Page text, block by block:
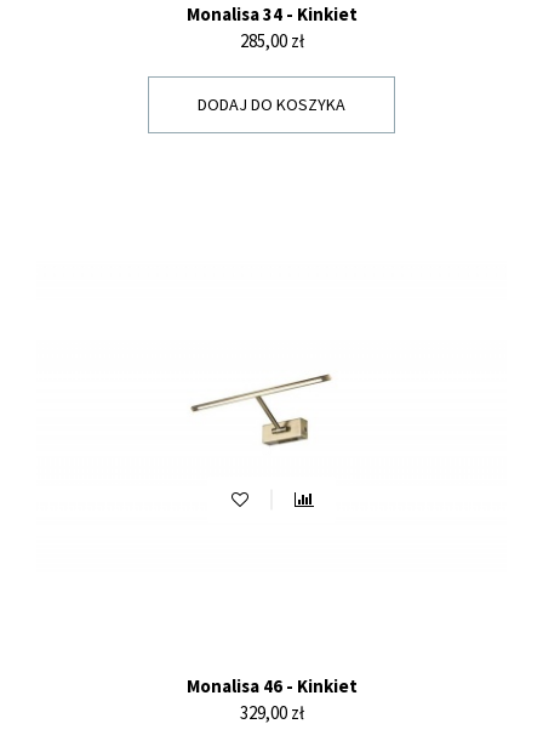
Monalisa 34 - Kinkiet
Cena
285,00 zł
DODAJ DO KOSZYKA
Monalisa 46 - Kinkiet
Cena
329,00 zł